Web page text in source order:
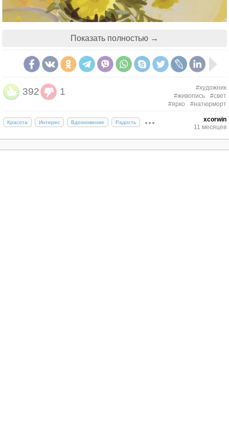
Показать полностью →
392 1
#художник
#живопись
#свет
#ярко
#натюрморт
Красота Интерес Вдохновение Радость
xcorwin
11 месяцев